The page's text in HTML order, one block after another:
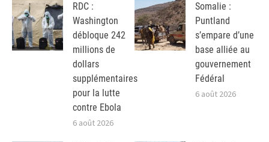
RDC :
Washington
débloque 242
millions de
dollars
supplémentaires
pour la lutte
contre Ebola
6 août 2026
Somalie :
Puntland
s’empare d’une
base alliée au
gouvernement
Fédéral
6 août 2026